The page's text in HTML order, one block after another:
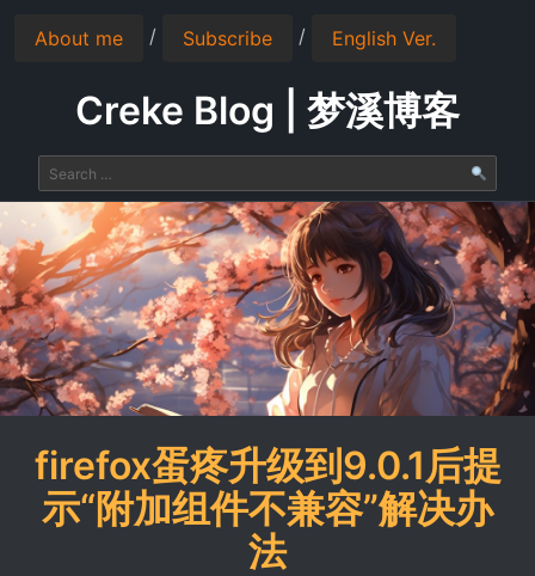
About me / Subscribe / English Ver.
Creke Blog | 梦溪博客
firefox蛋疼升级到9.0.1后提
示“附加组件不兼容”解决办
法